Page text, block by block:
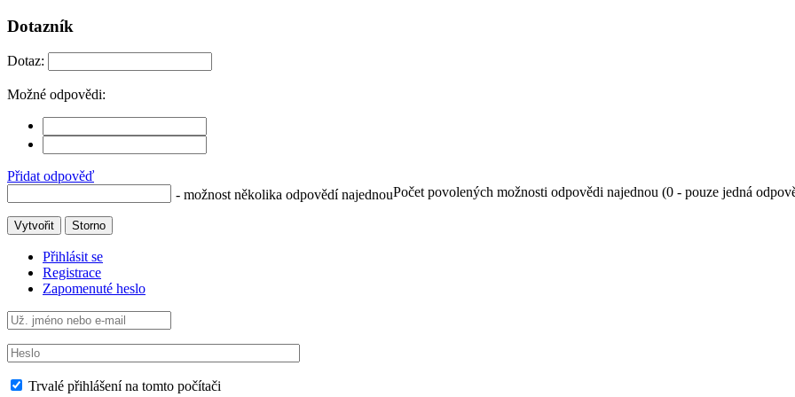
Dotazník
Dotaz:
Možné odpovědi:
Přidat odpověď
- možnost několika odpovědí najednouPočet povolených možnosti odpovědi najednou (0 - pouze jedná
Vytvořit Storno
Přihlásit se
Registrace
Zapomenuté heslo
Trvalé přihlášení na tomto počítači